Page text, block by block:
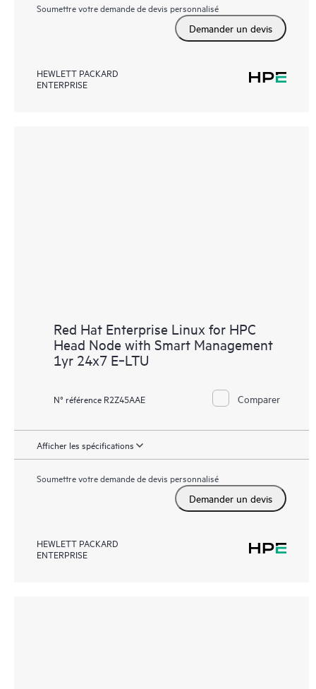
Soumettre votre demande de devis personnalisé
Demander un devis
HEWLETT PACKARD
ENTERPRISE
Red Hat Enterprise Linux for HPC
Head Node with Smart Management
1yr 24x7 E‑LTU
N° référence R2Z45AAE Comparer
Afficher les spécifications
Soumettre votre demande de devis personnalisé
Demander un devis
HEWLETT PACKARD
ENTERPRISE